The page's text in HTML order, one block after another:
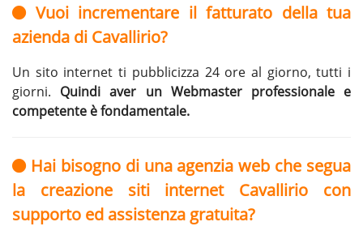
Vuoi incrementare il fatturato della tua
azienda di Cavallirio?
Un sito internet ti pubblicizza 24 ore al giorno, tutti i
giorni. Quindi aver un Webmaster professionale e
competente è fondamentale.
Hai bisogno di una agenzia web che segua
la creazione siti internet Cavallirio con
supporto ed assistenza gratuita?